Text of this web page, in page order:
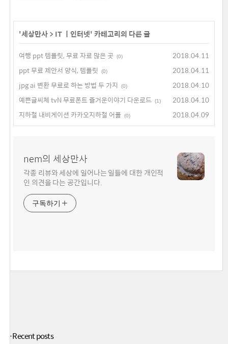
'세상만사> IT ㅣ인터넷' 카테고리의 다른 글
여행 ppt 템플릿, 무료 자료 많은 곳 (0)
2018.04.11
ppt 무료 제안서 양식, 템플릿
(0)
2018.04.11
jpg ai 변환 무료로 하는 방법 두 가지
(0)
2018.04.10
예쁜글씨체 tvN 무료폰트 즐거운이야기 다운로드 (1)
2018.04.10
지하철 내비게이션 카카오지하철 어플 (0) 2018.04.09
nem의 세상만사
각종 리뷰와 세상에 일어나는 일들에 대한 개인적
인 의견을 다는 공간입니다.
구독하기
+ Recent posts